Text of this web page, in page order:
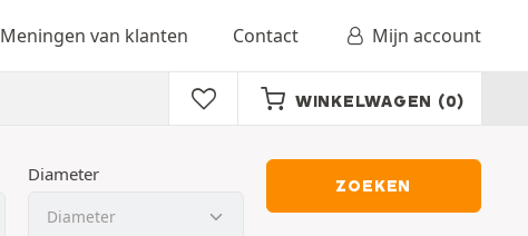
Meningen van klanten Contact Mijn account
WINKELWAGEN (0)
Diameter
ZOEKEN